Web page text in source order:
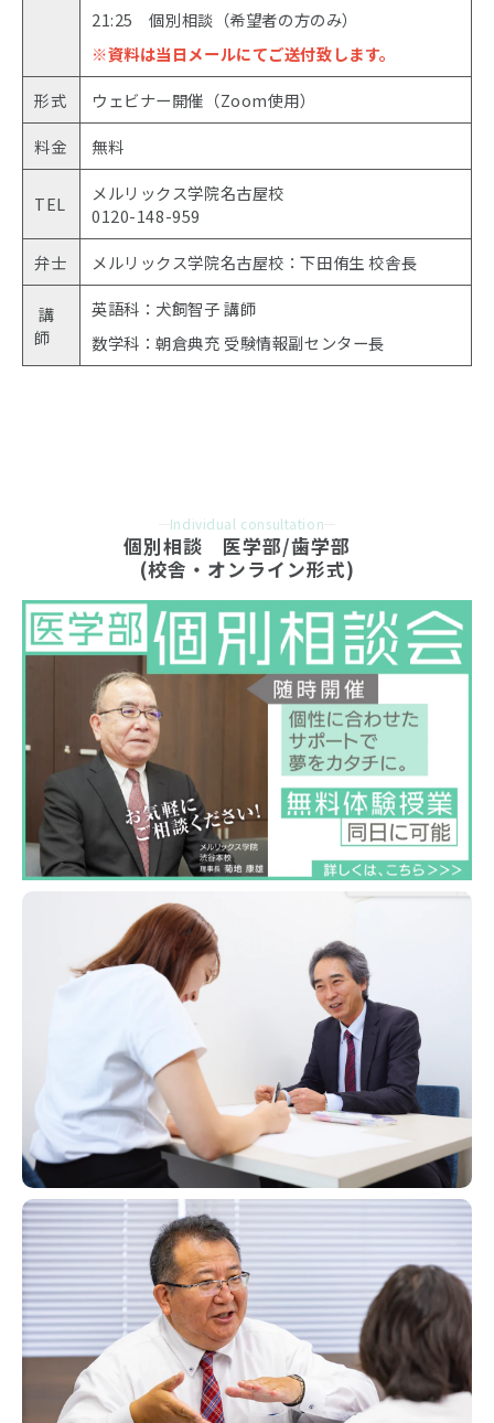
21:25 個別相談（希望者の方のみ）
※資料は当日メールにてご送付致します。
形式
ウェビナー開催（Zoom使用）
料金
無料
TEL
メルリックス学院名古屋校
0120-148-959
弁士
メルリックス学院名古屋校：下田侑生 校舎長
講
師
英語科：犬飼智子 講師
数学科：朝倉典充 受験情報副センター長
Individual consultation
個別相談　医学部/歯学部
(校舎・オンライン形式)